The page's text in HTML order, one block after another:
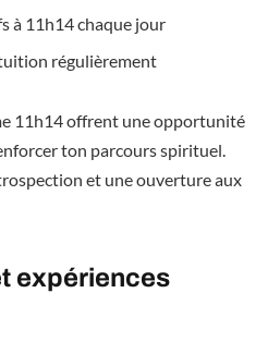
à 11h14 chaque jour
régulièrement
11h14 offrent une opportunité
ton parcours spirituel.
et une ouverture aux
expériences